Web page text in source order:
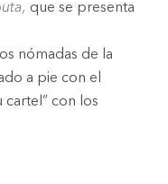
que se presenta
nómadas de la
a pie con el
cartel” con los